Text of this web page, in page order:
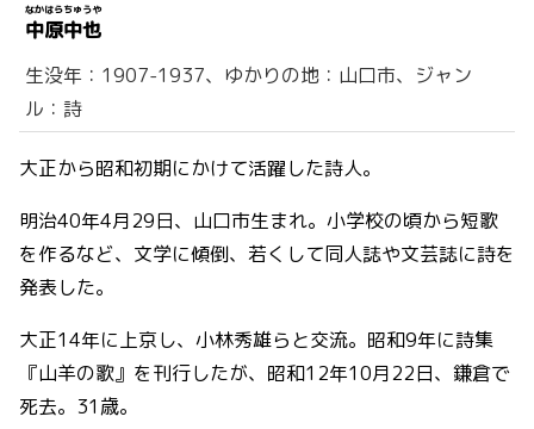
中原
なかはら
中也
ちゅうや
生没年：1907-1937、ゆかりの地：山口市、ジャン
ル：詩
大正から昭和初期にかけて活躍した詩人。
明治40年4月29日、山口市生まれ。小学校の頃から短歌
を作るなど、文学に傾倒、若くして同人誌や文芸誌に詩を
発表した。
大正14年に上京し、小林秀雄らと交流。昭和9年に詩集
『山羊の歌』を刊行したが、昭和12年10月22日、鎌倉で
死去。31歳。